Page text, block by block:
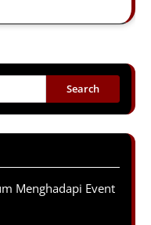
Search
Menghadapi Event